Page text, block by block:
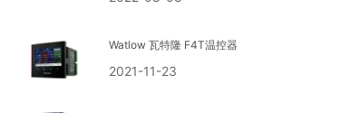
Watlow 瓦特隆 F4T温控器
2021-11-23